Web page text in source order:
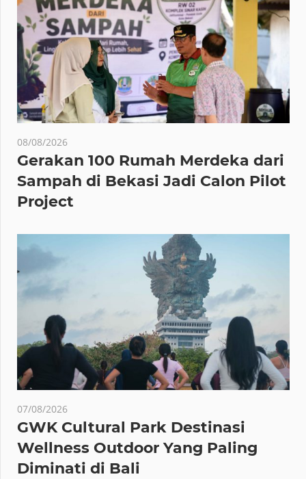
08/08/2026
Gerakan 100 Rumah Merdeka dari
Sampah di Bekasi Jadi Calon Pilot
Project
07/08/2026
GWK Cultural Park Destinasi
Wellness Outdoor Yang Paling
Diminati di Bali